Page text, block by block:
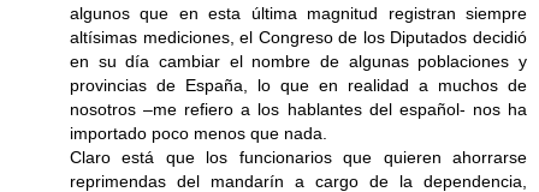
algunos que en esta última magnitud registran siempre
altísimas mediciones, el Congreso de los Diputados decidió
en su día cambiar el nombre de algunas poblaciones y
provincias de España, lo que en realidad a muchos de
nosotros –me refiero a los hablantes del español- nos ha
importado poco menos que nada.
Claro está que los funcionarios que quieren ahorrarse
reprimendas del mandarín a cargo de la dependencia,